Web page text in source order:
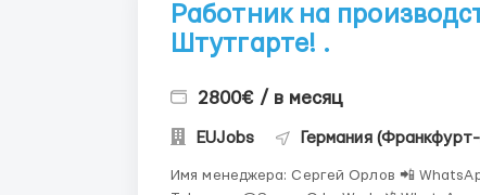
Работник на
Штутгарте! .
2800€ / в месяц
EUJobs Германия
Имя менеджера: Сергей Орлов 📲 WhatsApp: 🇬🇧 +44 7770 212698 🇬🇧 +44 7770 212698 📩